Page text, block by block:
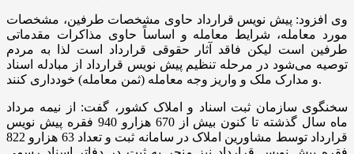
وی افزود: پیش نویس قرارداد حاوی مشخصات طرفین، مشخصات
مورد معامله، شرایط معامله و اساساً حاوی مذاکرات مقدماتی
طرفین است لیکن فاقد آثار حقوقی قرارداد است لذا به مردم
توصیه می‌شود در مرحله تنظیم پیش نویس قرارداد از مبادله اسناد
و مدارک ملک و واریز وجه معامله (ثمن معامله) خودداری کنند.
سخنگوی سازمان ثبت اسناد و املاک کشور، گفت: از نیمه مرداد
ماه سال گذشته تا کنون بیش از 670 هزارو 940 فقره پیش نویس
قرارداد توسط مشاورین املاک در سامانه ثبت و تعداد 63 هزارو 822